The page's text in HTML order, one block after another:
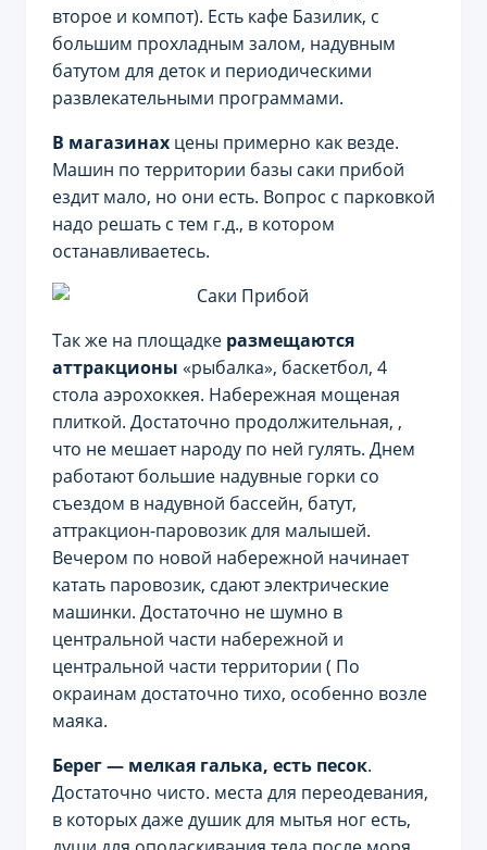
второе и компот). Есть кафе Базилик, с
большим прохладным залом, надувным
батутом для деток и периодическими
развлекательными программами.
В магазинах цены примерно как везде.
Машин по территории базы саки прибой
ездит мало, но они есть. Вопрос с парковкой
надо решать с тем г.д., в котором
останавливаетесь.
Так же на площадке размещаются
аттракционы «рыбалка», баскетбол, 4
стола аэрохоккея. Набережная мощеная
плиткой. Достаточно продолжительная, ,
что не мешает народу по ней гулять. Днем
работают большие надувные горки со
съездом в надувной бассейн, батут,
аттракцион-паровозик для малышей.
Вечером по новой набережной начинает
катать паровозик, сдают электрические
машинки. Достаточно не шумно в
центральной части набережной и
центральной части территории ( По
окраинам достаточно тихо, особенно возле
маяка.
Берег — мелкая галька, есть песок.
Достаточно чисто. места для переодевания,
в которых даже душик для мытья ног есть,